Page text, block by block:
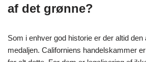
af det grønne?
Som i enhver god historie er der altid den
medaljen. Californiens handelskammer